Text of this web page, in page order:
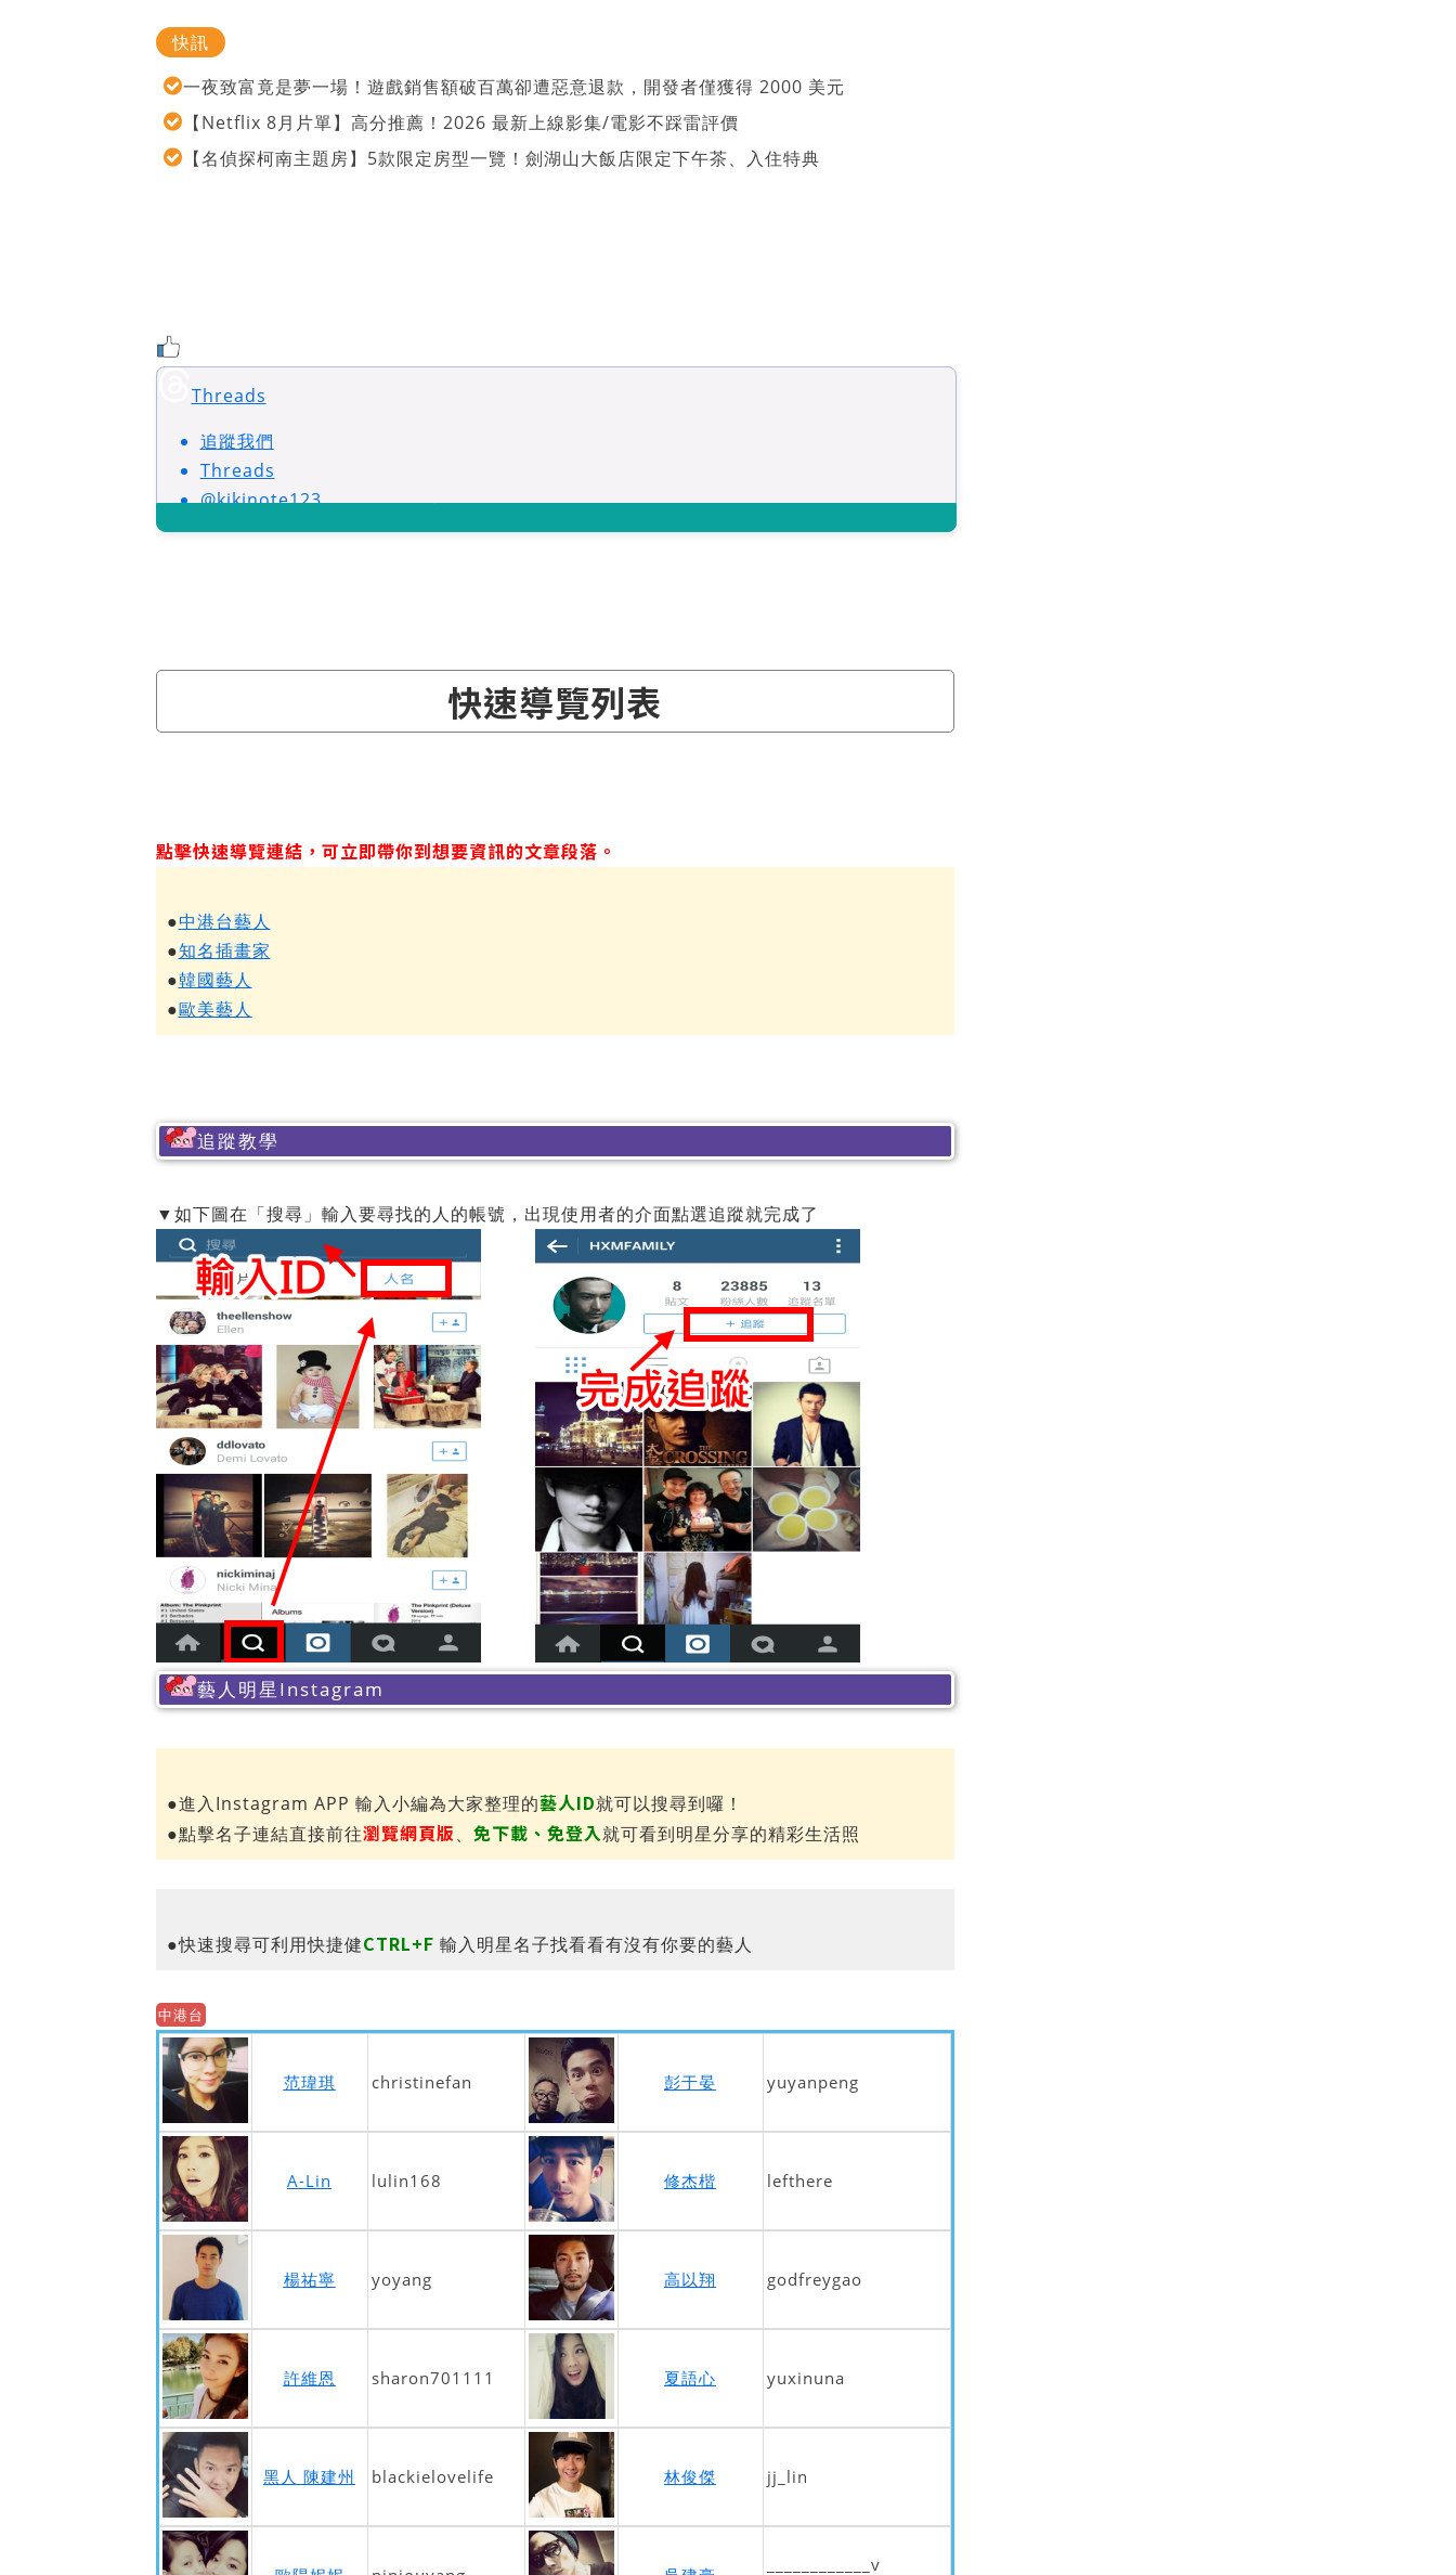
快訊
一夜致富竟是夢一場！遊戲銷售額破百萬卻遭惡意退款，開發者僅獲得 2000 美元
【Netflix 8月片單】高分推薦！2026 最新上線影集/電影不踩雷評價
【名偵探柯南主題房】5款限定房型一覽！劍湖山大飯店限定下午茶、入住特典
Threads
追蹤我們
Threads
@kikinote123
快速導覽列表
點擊快速導覽連結，可立即帶你到想要資訊的文章段落。
●中港台藝人
●知名插畫家
●韓國藝人
●歐美藝人
追蹤教學
▼如下圖在「搜尋」輸入要尋找的人的帳號，出現使用者的介面點選追蹤就完成了
藝人明星Instagram
●進入Instagram APP 輸入小編為大家整理的藝人ID就可以搜尋到囉！
●點擊名子連結直接前往瀏覽網頁版、 免下載、免登入就可看到明星分享的精彩生活照
●快速搜尋可利用快捷健CTRL+F 輸入明星名子找看看有沒有你要的藝人
中港台
范瑋琪 christinefan 彭于晏 yuyanpeng
A-Lin lulin168 修杰楷 lefthere
楊祐寧 yoyang 高以翔 godfreygao
許維恩 sharon701111 夏語心 yuxinuna
黑人 陳建州 blackielovelife 林俊傑 jj_lin
____________v